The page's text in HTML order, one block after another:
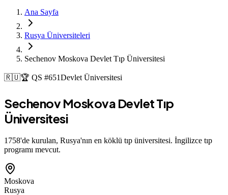
Ana Sayfa
Rusya Üniversiteleri
Sechenov Moskova Devlet Tıp Üniversitesi
🇷🇺🏆 QS #651Devlet Üniversitesi
Sechenov Moskova Devlet Tıp
Üniversitesi
1758'de kurulan, Rusya'nın en köklü tıp üniversitesi. İngilizce tıp
programı mevcut.
Moskova
Rusya